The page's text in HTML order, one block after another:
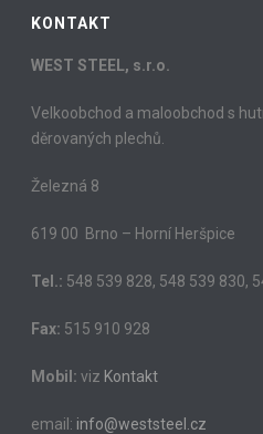
KONTAKT
WEST STEEL, s.r.o.
Velkoobchod a maloobchod s
děrovaných plechů.
Železná 8
619 00 Brno – Horní Heršpice
Tel.: 548 539 828, 548 539 830,
Fax: 515 910 928
Mobil: viz Kontakt
email: info@weststeel.cz